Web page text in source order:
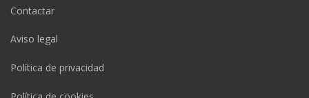
Contactar
Aviso legal
Política de privacidad